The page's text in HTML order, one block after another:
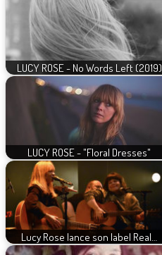
LUCY ROSE - No Words Left (2019)
LUCY ROSE - "Floral Dresses"
Lucy Rose lance son label Real…